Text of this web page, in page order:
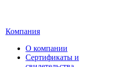
Компания
О компании
Сертификаты и